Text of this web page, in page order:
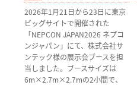
2026年1月21日から23日に東京
ビッグサイトで開催された
「NEPCON JAPAN2026 ネプコ
ンジャパン」にて、株式会社サ
ンテック様の展示会ブースを担
当しました。ブースサイズは
6m×2.7m×2.7mの2小間で、